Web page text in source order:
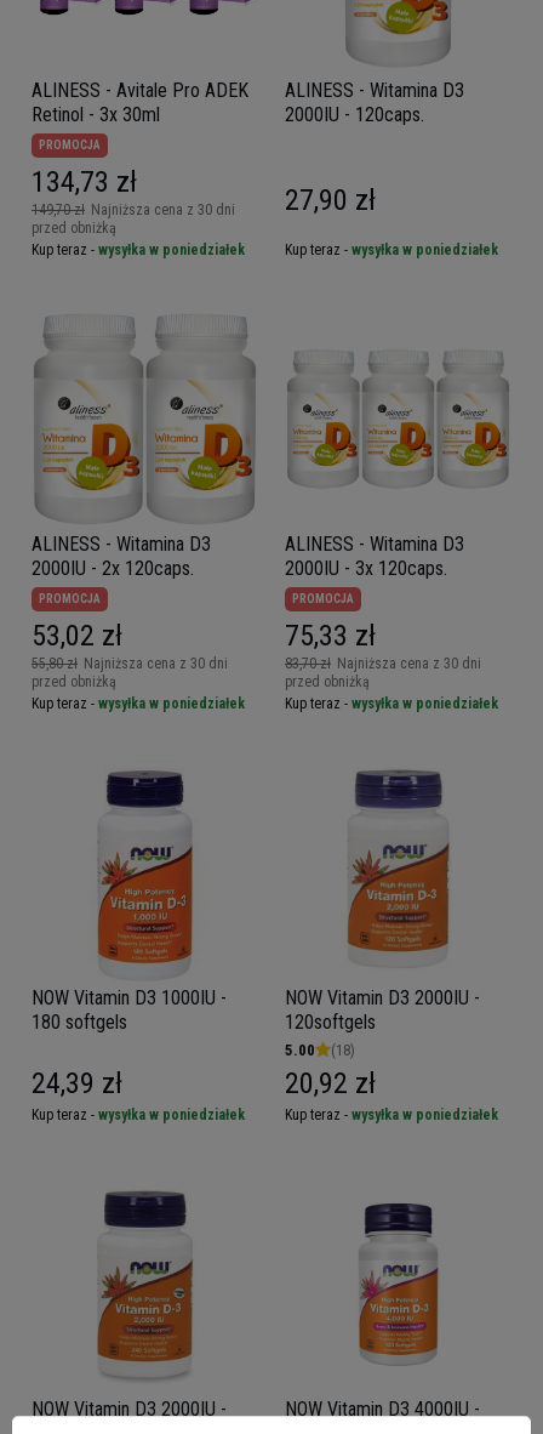
ALINESS - Avitale Pro ADEK
Retinol - 3x 30ml
PROMOCJA
149,70 zł Najniższa cena z 30 dni
przed obniżką
134,73 zł
Kup teraz - wysyłka w poniedziałek
ALINESS - Witamina D3
2000IU - 120caps.
27,90 zł
Kup teraz - wysyłka w poniedziałek
ALINESS - Witamina D3
2000IU - 2x 120caps.
PROMOCJA
55,80 zł Najniższa cena z 30 dni
przed obniżką
53,02 zł
Kup teraz - wysyłka w poniedziałek
ALINESS - Witamina D3
2000IU - 3x 120caps.
PROMOCJA
83,70 zł Najniższa cena z 30 dni
przed obniżką
75,33 zł
Kup teraz - wysyłka w poniedziałek
NOW Vitamin D3 1000IU -
180 softgels
24,39 zł
Kup teraz - wysyłka w poniedziałek
NOW Vitamin D3 2000IU -
120softgels
5.00 (18)
20,92 zł
Kup teraz - wysyłka w poniedziałek
NOW Vitamin D3 2000IU -
NOW Vitamin D3 4000IU -